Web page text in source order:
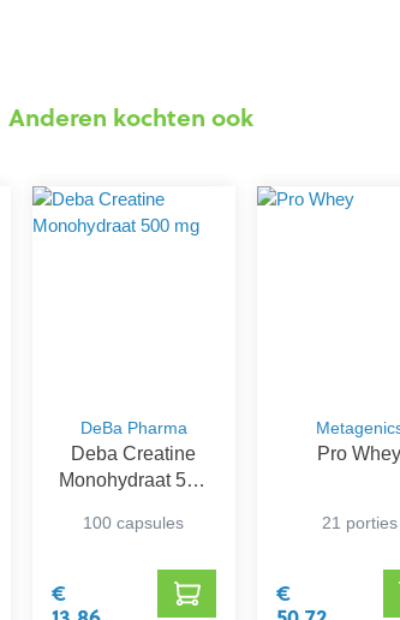
Anderen kochten ook
DeBa Pharma
Deba Creatine
Monohydraat 500
100 capsules
€
Pro Whey
21 porties
€